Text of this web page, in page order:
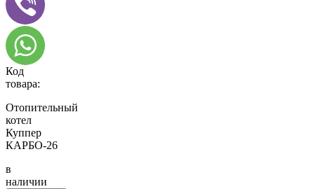
Код
товара:
Отопительный
котел
Куппер
КАРБО-26
в
наличии